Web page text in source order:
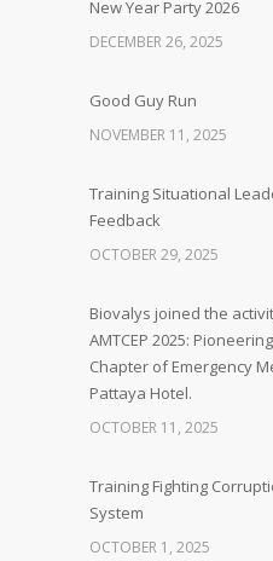
New Year Party 2026
DECEMBER 26, 2025
Good Guy Run
NOVEMBER 11, 2025
Training Situational
Feedback
OCTOBER 29, 2025
Biovalys joined the
AMTCEP 2025:
Chapter of Emergency
Pattaya Hotel.
OCTOBER 11, 2025
Training Fighting
System
OCTOBER 1, 2025